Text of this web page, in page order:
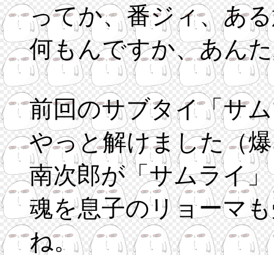
ってか、番ジィ、あ
何もんですか、あん
前回のサブタイ「サ
やっと解けました（
南次郎が「サムライ
魂を息子のリョーマ
ね。